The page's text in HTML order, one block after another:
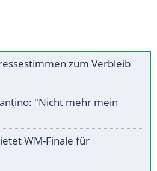
zum Verbleib
"Nicht mehr mein
WM-Finale für